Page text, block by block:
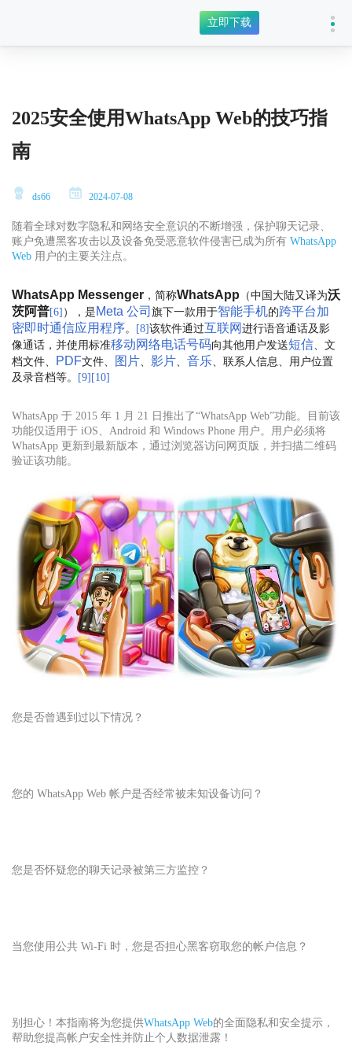
立即下载
2025安全使用WhatsApp Web​的技巧指
南
ds66 2024-07-08
随着全球对数字隐私和网络安全意识的不断增强，保护聊天记录、
账户免遭黑客攻击以及设备免受恶意软件侵害已成为所有 WhatsApp
Web 用户的主要关注点。
WhatsApp Messenger ，简称WhatsApp （中国大陆又译为沃
茨阿普[6] ），是Meta 公司 旗下一款用于智能手机的跨平台加
密即时通信应用程序。 [8]该软件通过互联网进行语音通话及影
像通话，并使用标准移动网络电话号码向其他用户发送短信 、文
档文件、
PDF文件、 图片 影片 音乐 、联系人信息、用户位置
及录音档等。
[9] [10]
WhatsApp 于 2015 年 1 月 21 日推出了“WhatsApp Web”功能。目前该
功能仅适用于 iOS、Android 和 Windows Phone 用户。用户必须将
WhatsApp 更新到最新版本，通过浏览器访问网页版，并扫描二维码
验证该功能。
您是否曾遇到过以下情况？
您的 WhatsApp Web 帐户是否经常被未知设备访问？
您是否怀疑您的聊天记录被第三方监控？
当您使用公共 Wi-Fi 时，您是否担心黑客窃取您的帐户信息？
别担心！本指南将为您提供WhatsApp Web的全面隐私和安全提示，
帮助您提高帐户安全性并防止个人数据泄露！